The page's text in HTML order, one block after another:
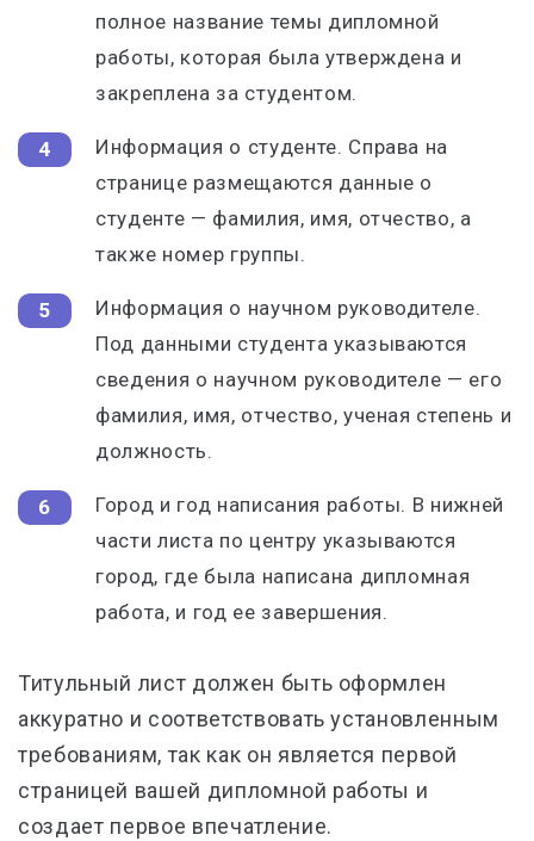
полное название темы дипломной
работы, которая была утверждена и
закреплена за студентом.
Информация о студенте. Справа на
странице размещаются данные о
студенте — фамилия, имя, отчество, а
также номер группы.
Информация о научном руководителе.
Под данными студента указываются
сведения о научном руководителе — его
фамилия, имя, отчество, ученая степень и
должность.
Город и год написания работы. В нижней
части листа по центру указываются
город, где была написана дипломная
работа, и год ее завершения.
Титульный лист должен быть оформлен
аккуратно и соответствовать установленным
требованиям, так как он является первой
страницей вашей дипломной работы и
создает первое впечатление.